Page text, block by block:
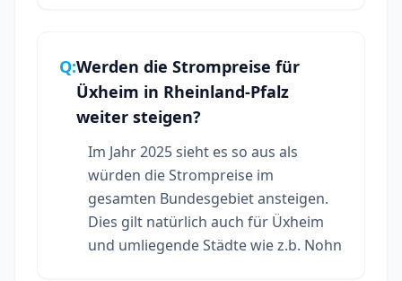
Q:Werden die Strompreise für
Üxheim in Rheinland-Pfalz
weiter steigen?
Im Jahr 2025 sieht es so aus als
würden die Strompreise im
gesamten Bundesgebiet ansteigen.
Dies gilt natürlich auch für Üxheim
und umliegende Städte wie z.b. Nohn